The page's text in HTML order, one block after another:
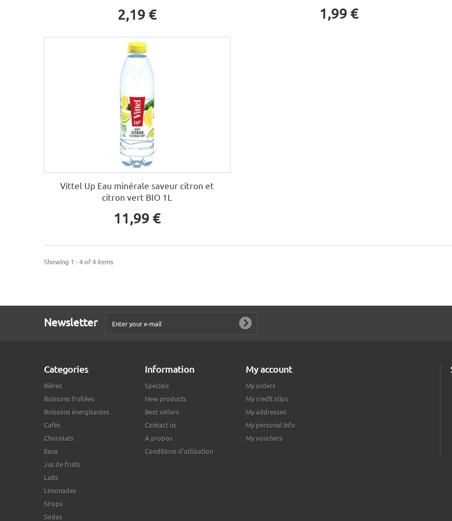
2,19 € 1,99 €
Vittel Up Eau minérale saveur citron et
citron vert BIO 1L
11,99 €
Showing 1 - 4 of 4 items
Newsletter
Categories
Bières
Boissons fruitées
Boissons énergisantes
Cafés
Chocolats
Eaux
Jus de fruits
Laits
Limonades
Sirops
Sodas
Information
Specials
New products
Best sellers
Contact us
A propos
Conditions d'utilisation
My account
My orders
My credit slips
My addresses
My personal info
My vouchers